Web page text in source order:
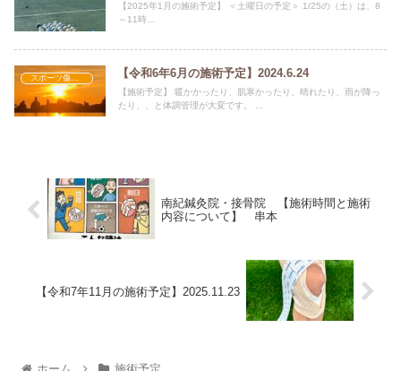
【2025年1月の施術予定】 ＜土曜日の予定＞ 1/25の（土）は、8
～11時...
【令和6年6月の施術予定】2024.6.24
【施術予定】 暖かかったり、肌寒かったり、晴れたり、雨が降っ
たり、、と体調管理が大変です。 ...
南紀鍼灸院・接骨院 【施術時間と施術
内容について】 串本
【令和7年11月の施術予定】2025.11.23